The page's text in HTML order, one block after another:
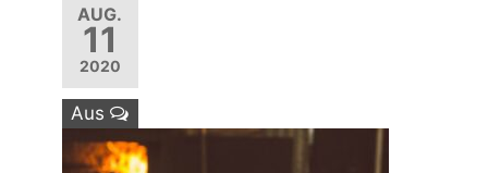
AUG.
11
2020
Aus